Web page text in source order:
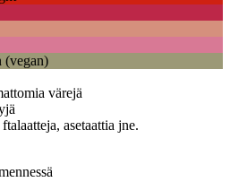
(vegan)
värejä
asetaattia jne.